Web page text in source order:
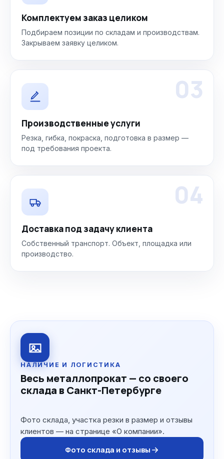
Комплектуем заказ целиком
Подбираем позиции по складам и производствам.
Закрываем заявку целиком.
03
Производственные услуги
Резка, гибка, покраска, подготовка в размер —
под требования проекта.
04
Доставка под задачу клиента
Собственный транспорт. Объект, площадка или
производство.
НАЛИЧИЕ И ЛОГИСТИКА
Весь металлопрокат — со своего
склада в Санкт-Петербурге
Фото склада, участка резки в размер и отзывы
клиентов — на странице «О компании».
Фото склада и отзывы